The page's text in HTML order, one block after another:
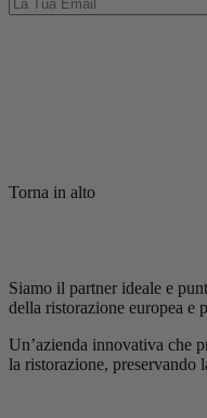
Torna in alto
Siamo il partner ideale e
della ristorazione europea e
Un’azienda innovativa che
la ristorazione, preservando